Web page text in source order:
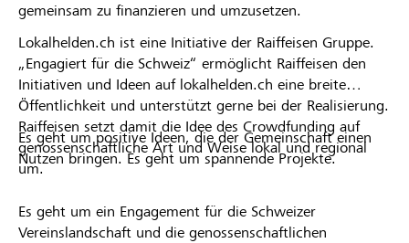
gemeinsam zu finanzieren und umzusetzen.
Lokalhelden.ch ist eine Initiative der Raiffeisen Gruppe.
„Engagiert für die Schweiz“ ermöglicht Raiffeisen den
Initiativen und Ideen auf lokalhelden.ch eine breite
Öffentlichkeit und unterstützt gerne bei der Realisierung.
Raiffeisen setzt damit die Idee des Crowdfunding auf
genossenschaftliche Art und Weise lokal und regional
um.
Es geht um positive Ideen, die der Gemeinschaft einen
Nutzen bringen. Es geht um spannende Projekte.
Es geht um ein Engagement für die Schweizer
Vereinslandschaft und die genossenschaftlichen